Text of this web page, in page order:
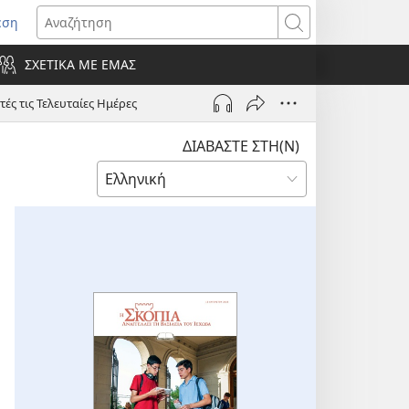
Αναζήτηση
ΣΧΕΤΙΚΑ ΜΕ ΕΜΑΣ
τις Τελευταίες Ημέρες
ΔΙΑΒΑΣΤΕ ΣΤΗ(Ν)